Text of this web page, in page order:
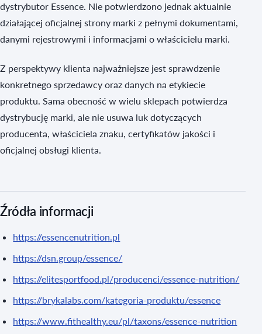
dystrybutor Essence. Nie potwierdzono jednak aktualnie
działającej oficjalnej strony marki z pełnymi dokumentami,
danymi rejestrowymi i informacjami o właścicielu marki.
Z perspektywy klienta najważniejsze jest sprawdzenie
konkretnego sprzedawcy oraz danych na etykiecie
produktu. Sama obecność w wielu sklepach potwierdza
dystrybucję marki, ale nie usuwa luk dotyczących
producenta, właściciela znaku, certyfikatów jakości i
oficjalnej obsługi klienta.
Źródła informacji
https://essencenutrition.pl
https://dsn.group/essence/
https://elitesportfood.pl/producenci/essence-nutrition/
https://brykalabs.com/kategoria-produktu/essence
https://www.fithealthy.eu/pl/taxons/essence-nutrition